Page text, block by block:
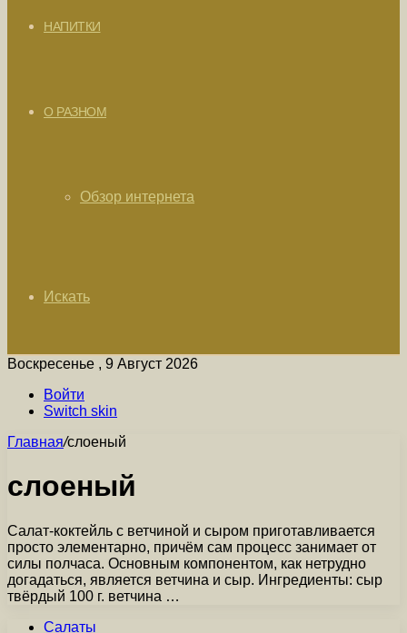
НАПИТКИ
О РАЗНОМ
Обзор интернета
Искать
Воскресенье , 9 Август 2026
Войти
Switch skin
Главная/слоеный
слоеный
Салат-коктейль с ветчиной и сыром приготавливается
просто элементарно, причём сам процесс занимает от
силы полчаса. Основным компонентом, как нетрудно
догадаться, является ветчина и сыр. Ингредиенты: сыр
твёрдый 100 г. ветчина …
Салаты